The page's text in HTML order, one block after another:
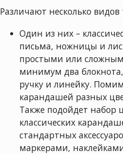
Различают несколько видов
Один из них –
письма, ножницы и
простыми или
минимум два
ручку и линейку.
карандашей разных
Также подойдет набор
классических
стандартных
маркерами,